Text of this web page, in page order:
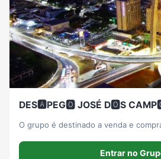
DES🅰️PEG🅾️ JOSÉ D🅾️S
O grupo é destinado a venda e
Entrar no